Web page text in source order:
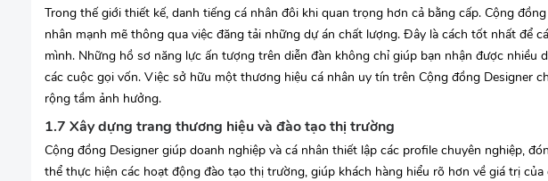
Trong thế giới thiết kế, danh tiếng cá nhân đôi khi quan trọng hơn cả bằng cấp. Cộng
nhân mạnh mẽ thông qua việc đăng tải những dự án chất lượng. Đây là cách tốt nhất để
mình. Những hồ sơ năng lực ấn tượng trên diễn đàn không chỉ giúp bạn nhận được
các cuộc gọi vốn. Việc sở hữu một thương hiệu cá nhân uy tín trên Cộng đồng Designer
rộng tầm ảnh hưởng.
1.7 Xây dựng trang thương hiệu và đào tạo thị trường
Cộng đồng Designer giúp doanh nghiệp và cá nhân thiết lập các profile chuyên nghiệp,
thể thực hiện các hoạt động đào tạo thị trường, giúp khách hàng hiểu rõ hơn về giá trị